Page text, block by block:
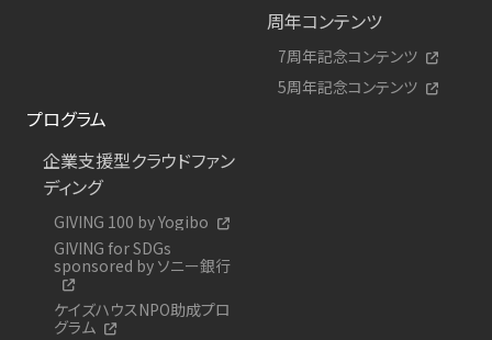
周年コンテンツ
7周年記念コンテンツ
5周年記念コンテンツ
プログラム
企業支援型クラウドファン
ディング
GIVING 100 by Yogibo
GIVING for SDGs
sponsored by ソニー銀行
ケイズハウスNPO助成プロ
グラム